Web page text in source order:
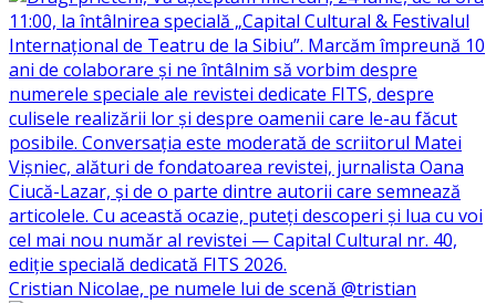
Cristian Nicolae, pe numele lui de scenă @tristian